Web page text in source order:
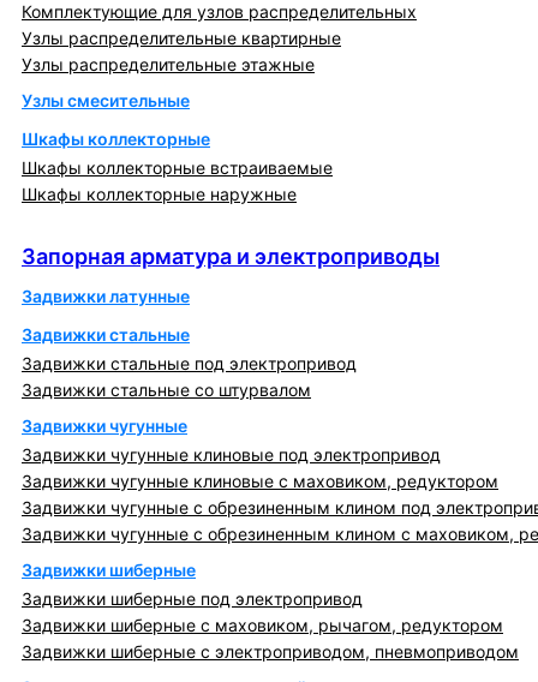
Комплектующие для узлов распределительных
Узлы распределительные квартирные
Узлы распределительные этажные
Узлы смесительные
Шкафы коллекторные
Шкафы коллекторные встраиваемые
Шкафы коллекторные наружные
Запорная арматура и электроприводы
Задвижки латунные
Задвижки стальные
Задвижки стальные под электропривод
Задвижки стальные со штурвалом
Задвижки чугунные
Задвижки чугунные клиновые под электропривод
Задвижки чугунные клиновые с маховиком, редуктором
Задвижки чугунные с обрезиненным клином под
Задвижки чугунные с обрезиненным клином с маховиком,
Задвижки шиберные
Задвижки шиберные под электропривод
Задвижки шиберные с маховиком, рычагом, редуктором
Задвижки шиберные с электроприводом, пневмоприводом